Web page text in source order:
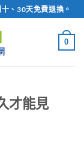
、30天免費退換。
0
才能見